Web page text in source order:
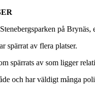
på Brynäs,
spärrat av flera platser.
spärrats av som ligger
och har väldigt många